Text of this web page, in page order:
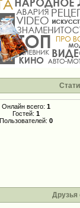
Онлайн всего: 1
Гостей: 1
Пользователей: 0
Друзья